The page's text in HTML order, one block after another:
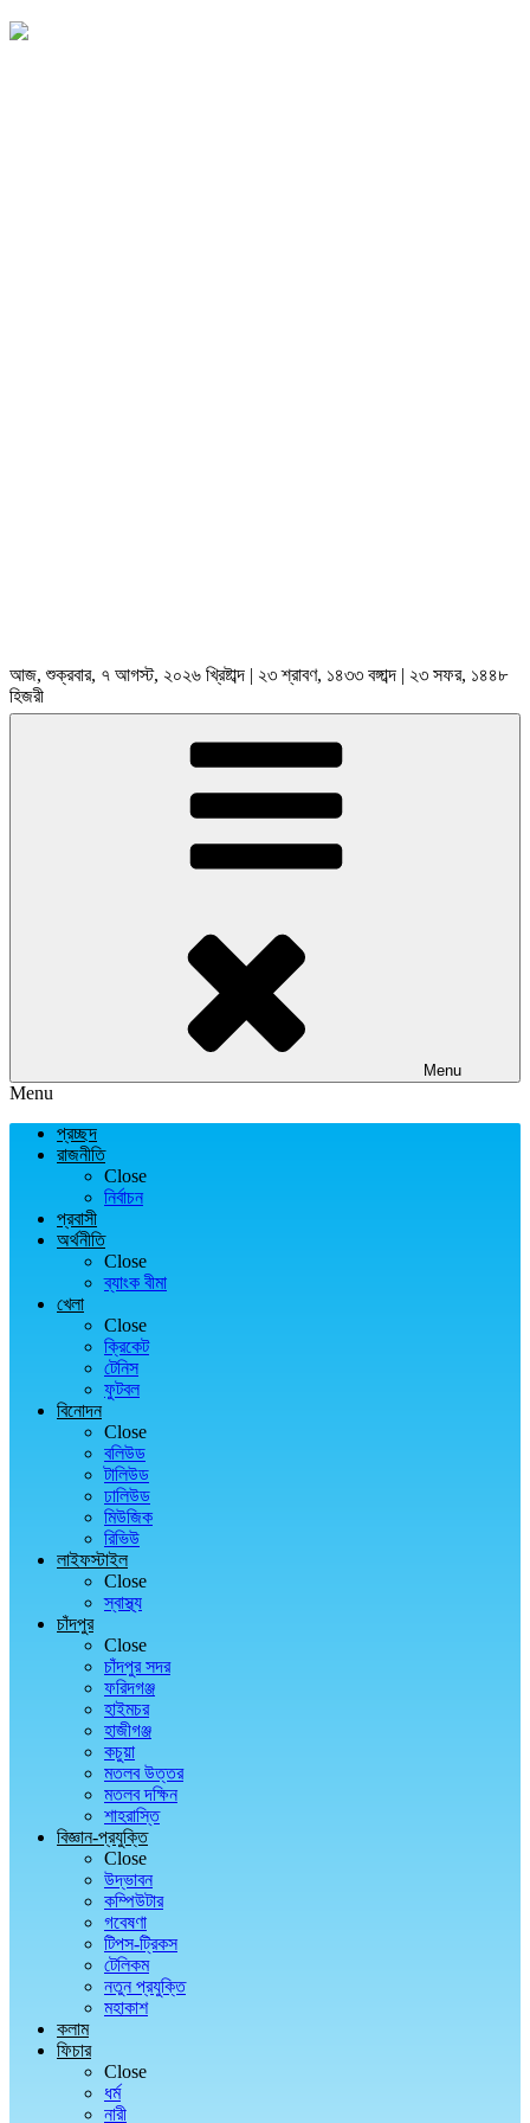
আজ, শুক্রবার, ৭ আগস্ট, ২০২৬ খ্রিষ্টাব্দ | ২৩ শ্রাবণ, ১৪৩৩ বঙ্গাব্দ | ২৩ সফর, ১৪৪৮
হিজরী
Menu
Menu
প্রচ্ছদ
রাজনীতি
Close
নির্বাচন
প্রবাসী
অর্থনীতি
Close
ব্যাংক বীমা
খেলা
Close
ক্রিকেট
টেনিস
ফুটবল
বিনোদন
Close
বলিউড
টালিউড
ঢালিউড
মিউজিক
রিভিউ
লাইফস্টাইল
Close
স্বাস্থ্য
চাঁদপুর
Close
চাঁদপুর সদর
ফরিদগঞ্জ
হাইমচর
হাজীগঞ্জ
কচুয়া
মতলব উত্তর
মতলব দক্ষিন
শাহরাস্তি
বিজ্ঞান-প্রযুক্তি
Close
উদ্ভাবন
কম্পিউটার
গবেষণা
টিপস-ট্রিকস
টেলিকম
নতুন প্রযুক্তি
মহাকাশ
কলাম
ফিচার
Close
ধর্ম
নারী